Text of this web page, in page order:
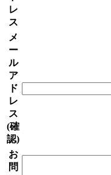
レ
ス
メ
ー
ル
ア
ド
レ
ス
(確
認)
お
問